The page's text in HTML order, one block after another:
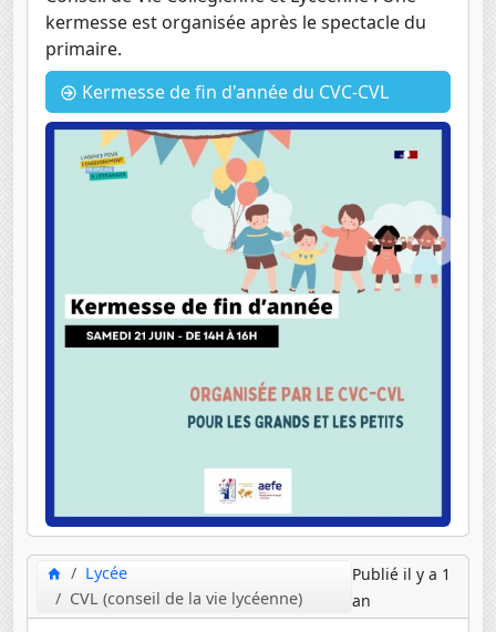
kermesse est organisée après le spectacle du
primaire.
Kermesse de fin d'année du CVC-CVL
Lycée
CVL (conseil de la vie lycéenne)
Publié il y a 1
an